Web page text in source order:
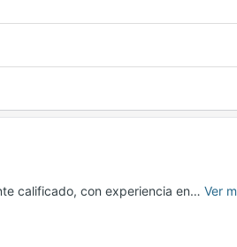
calificado, con experiencia en… Ver m